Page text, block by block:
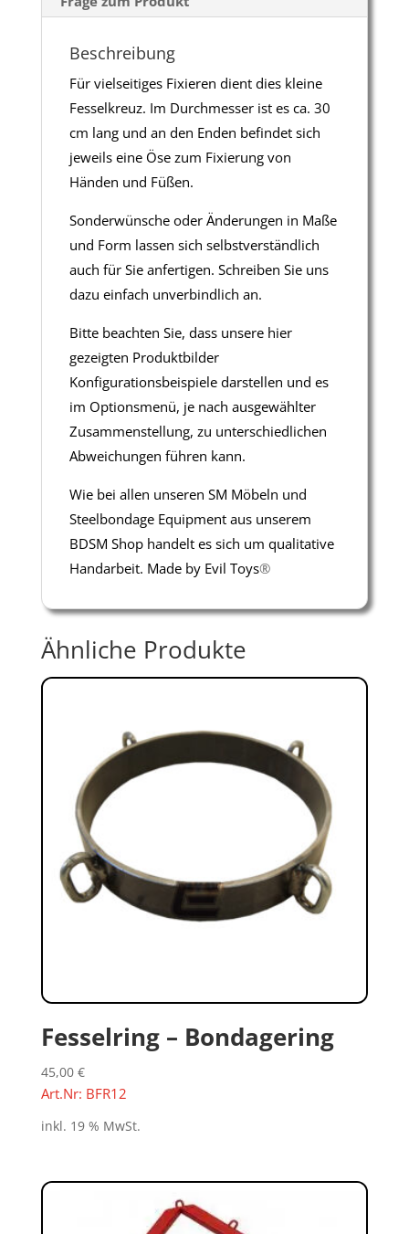
Beschreibung
Für vielseitiges Fixieren dient dies kleine
Fesselkreuz. Im Durchmesser ist es ca. 30
cm lang und an den Enden befindet sich
jeweils eine Öse zum Fixierung von
Händen und Füßen.
Sonderwünsche oder Änderungen in Maße
und Form lassen sich selbstverständlich
auch für Sie anfertigen. Schreiben Sie uns
dazu einfach unverbindlich an.
Bitte beachten Sie, dass unsere hier
gezeigten Produktbilder
Konfigurationsbeispiele darstellen und es
im Optionsmenü, je nach ausgewählter
Zusammenstellung, zu unterschiedlichen
Abweichungen führen kann.
Wie bei allen unseren SM Möbeln und
Steelbondage Equipment aus unserem
BDSM Shop handelt es sich um qualitative
Handarbeit. Made by Evil Toys®
Ähnliche Produkte
Fesselring – Bondagering
45,00 €
Art.Nr: BFR12
inkl. 19 % MwSt.